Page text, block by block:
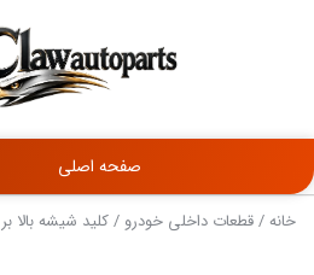
صفحه اصلی
خانه/قطعات داخلی خودرو /کلید شیشه بالا بر